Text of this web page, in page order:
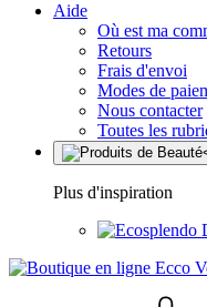
Aide
Où est ma
Retours
Frais d'envoi
Modes de
Nous contacter
Toutes les
Plus d'inspiration